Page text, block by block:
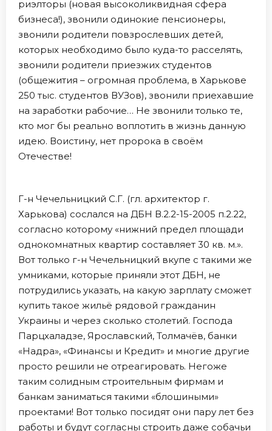
риэлторы (новая высоколиквидная сфера
бизнеса!), звонили одинокие пенсионеры,
звонили родители повзрослевших детей,
которых необходимо было куда-то расселять,
звонили родители приезжих студентов
(общежития – огромная проблема, в Харькове
250 тыс. студентов ВУЗов), звонили приехавшие
на заработки рабочие… Не звонили только те,
кто мог бы реально воплотить в жизнь данную
идею. Воистину, нет пророка в своём
Отечестве!
Г-н Чечельницкий С.Г. (гл. архитектор г.
Харькова) сослался на ДБН В.2.2-15-2005 п.2.22,
согласно которому «нижний предел площади
однокомнатных квартир составляет 30 кв. м.».
Вот только г-н Чечельницкий вкупе с такими же
умниками, которые приняли этот ДБН, не
потрудились указать, на какую зарплату сможет
купить такое жильё рядовой гражданин
Украины и через сколько столетий. Господа
Парцхаладзе, Ярославский, Толмачёв, банки
«Надра», «Финансы и Кредит» и многие другие
просто решили не отреагировать. Негоже
таким солидным строительным фирмам и
банкам заниматься такими «блошиными»
проектами! Вот только посидят они пару лет без
работы и будут согласны строить даже собачьи